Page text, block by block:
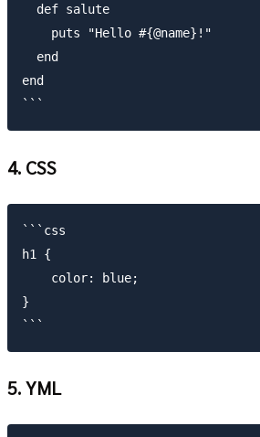
  def salute
    puts "Hello #{@name}!"
  end
end
4. CSS
```css
h1 {
    color: blue;
}
5. YML